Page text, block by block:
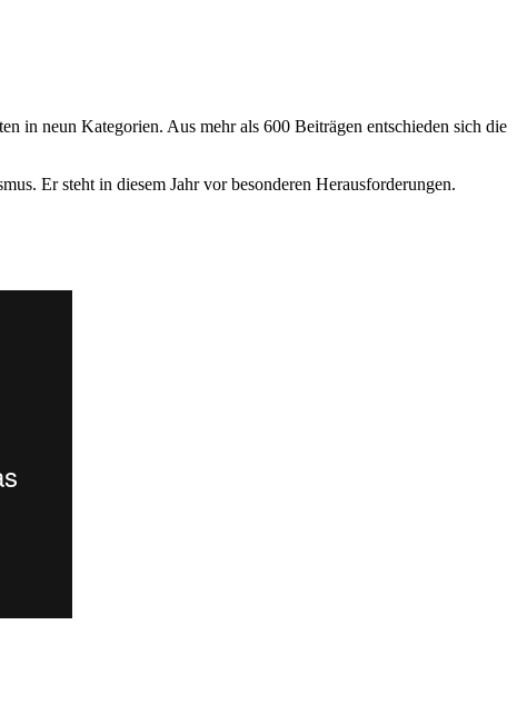
in neun Kategorien. Aus mehr als 600 Beiträgen entschieden sich die
Er steht in diesem Jahr vor besonderen Herausforderungen.